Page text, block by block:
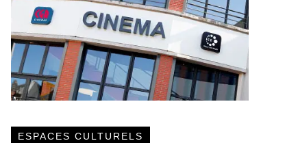
ESPACES CULTURELS